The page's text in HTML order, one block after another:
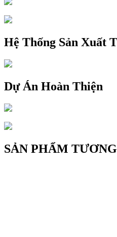
Hệ Thống Sản Xuất
Dự Án Hoàn Thiện
SẢN PHẨM